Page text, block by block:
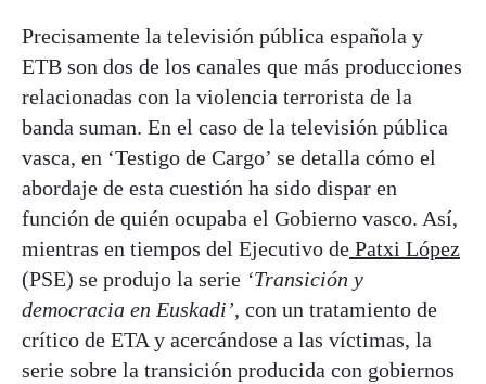
Precisamente la televisión pública española y
ETB son dos de los canales que más producciones
relacionadas con la violencia terrorista de la
banda suman. En el caso de la televisión pública
vasca, en ‘Testigo de Cargo’ se detalla cómo el
abordaje de esta cuestión ha sido dispar en
función de quién ocupaba el Gobierno vasco. Así,
mientras en tiempos del Ejecutivo de Patxi López
(PSE) se produjo la serie ‘Transición y
democracia en Euskadi’, con un tratamiento de
crítico de ETA y acercándose a las víctimas, la
serie sobre la transición producida con gobiernos